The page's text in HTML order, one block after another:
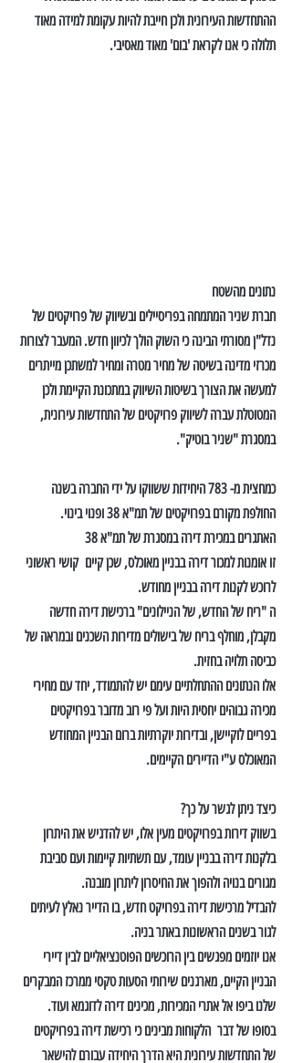
ההתחדשות העירונית ולכן חייבת להיות עקומת למידה מאוד
תלולה כי אנו לקראת 'בום' מאוד מאסיבי.
נתונים מהשטח
חברת שניר המתמחה בפריסיילים ובשיווק של פרויקטים של
נדל"ן מסורתי הבינה כי השוק הולך לכיוון חדש. המעבר לצורות
מכרזי מדינה בשיטה של מחיר מטרה ומחיר למשתכן מייתרים
למעשה את הצורך בשיטות השיווק במתכונת הקיימת ולכן
המטוטלת עברה לשיווק פרויקטים של התחדשות עירונית,
במסגרת "שניר בוטיק".
כמחצית מ- 783 היחידות ששווקו על ידי החברה בשנה
החולפת מקורם בפרויקטים של תמ"א 38 ופנוי בינוי.
האתגרים במכירת דירה במסגרת של תמ"א 38
זו אומנות למכור דירה בבניין מאוכלס, שכן קיים  קושי ראשוני
לרוכש לקנות דירה בבניין מחודש.
ה "ריח של החדש, של הניילונים" ברכישת דירה חדשה
מקבלן, מוחלף בריח של בישולים מדירות השכנים ובמראה של
כביסה תלויה בחזית.
אלו הנתונים ההתחלתיים עימם יש להתמודד, יחד עם מחירי
מכירה גבוהים יחסית היות ועל פי רוב מדובר בפרויקטים
בפריים לוקיישן, ובדירות יוקרתיות ברום הבניין המחודש
המאוכלס ע"י הדיירים הקיימים.
כיצד ניתן לגשר על כך?
בשווק דירות בפרויקטים מעין אלו, יש להדגיש את היתרון
בלקנות דירה בבניין עומד, עם תשתיות קיימות ועם סביבת
מגורים בנויה ולהפוך את החיסרון ליתרון מובנה.
להבדיל מרכישת דירה בפרויקט חדש, בו הדייר נאלץ לעיתים
לגור בשנים הראשונות באתר בניה.
אנו יוזמים מפגשים בין הרוכשים הפוטנציאליים לבין דיירי
הבניין הקיים, מארגנים שירותי הסעות טקסי ממרכז המבקרים
שלנו ביפו אל אתרי המכירות, מכינים דירה לדוגמא ועוד.
בסופו של דבר  הלקוחות מבינים כי רכישת דירה בפרויקטים
של התחדשות עירונית היא הדרך היחידה עבורם להישאר